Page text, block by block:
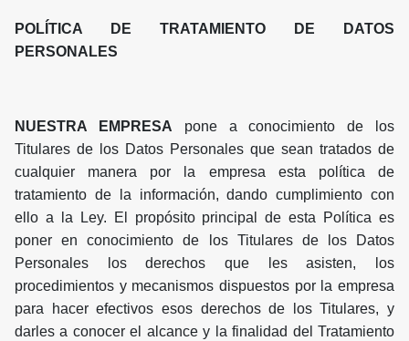
POLÍTICA DE TRATAMIENTO DE DATOS
PERSONALES
NUESTRA EMPRESA pone a conocimiento de los
Titulares de los Datos Personales que sean tratados de
cualquier manera por la empresa esta política de
tratamiento de la información, dando cumplimiento con
ello a la Ley. El propósito principal de esta Política es
poner en conocimiento de los Titulares de los Datos
Personales los derechos que les asisten, los
procedimientos y mecanismos dispuestos por la empresa
para hacer efectivos esos derechos de los Titulares, y
darles a conocer el alcance y la finalidad del Tratamiento